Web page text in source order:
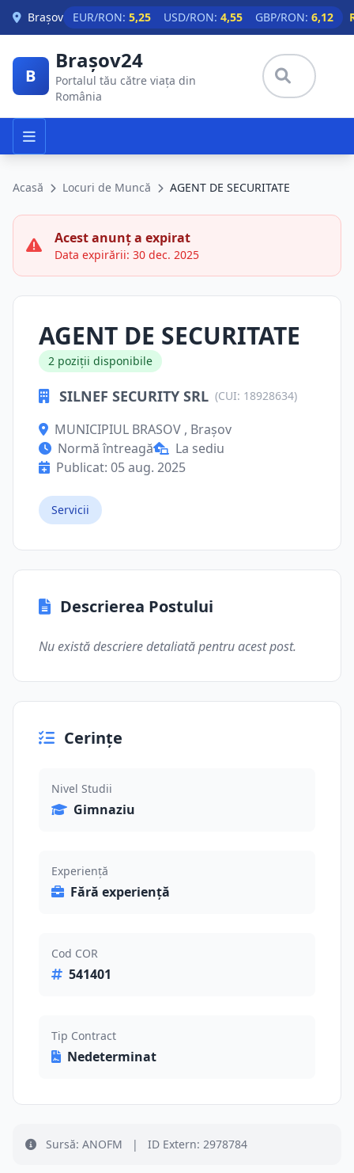
Skip to main content
Brașov EUR/RON: 5,25 USD/RON: 4,55 GBP/RON: 6,12
B
Brașov24
Portalul tău către viața din
România
Acasă Locuri de Muncă AGENT DE SECURITATE
Acest anunț a expirat
Data expirării: 30 dec. 2025
AGENT DE SECURITATE
2 poziții disponibile
SILNEF SECURITY SRL (CUI: 18928634)
MUNICIPIUL BRASOV , Brașov
Normă întreagă
La sediu
Publicat: 05 aug. 2025
Servicii
Descrierea Postului
Nu există descriere detaliată pentru acest post.
Cerințe
Nivel Studii
Gimnaziu
Experiență
Fără experiență
Cod COR
541401
Tip Contract
Nedeterminat
Sursă: ANOFM | ID Extern: 2978784